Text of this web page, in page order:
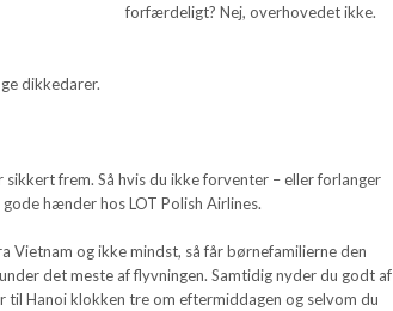
forfærdeligt? Nej, overhovedet ikke.
dikkedarer.
frem. Så hvis du ikke forventer – eller forlanger
hænder hos LOT Polish Airlines.
Vietnam og ikke mindst, så får børnefamilierne den
det meste af flyvningen. Samtidig nyder du godt af
Hanoi klokken tre om eftermiddagen og selvom du